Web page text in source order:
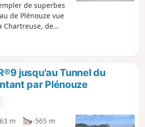
de superbes
de Plénouze vue
Chartreuse, de
Suite à une
nous sommes
membre de la
redescendre
n°8. Attention,
de ski alpin est
jusqu'au Tunnel du
par Plénouze
m
-565 m